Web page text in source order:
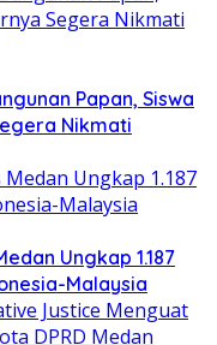
Papan, Siswa
Nikmati
Ungkap 1.187
Malaysia